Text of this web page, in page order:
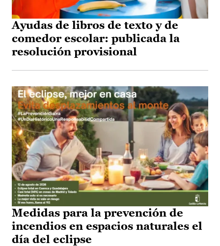
Ayudas de libros de texto y de
comedor escolar: publicada la
resolución provisional
Medidas para la prevención de
incendios en espacios naturales el
día del eclipse